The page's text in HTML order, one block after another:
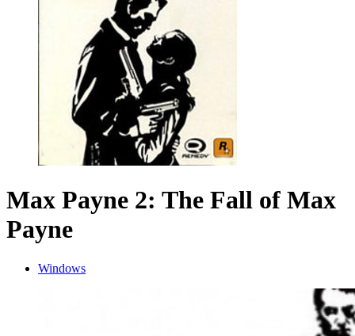
Max Payne 2: The Fall of Max
Payne
Windows